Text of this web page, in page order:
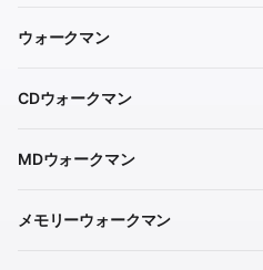
ウォークマン
CDウォークマン
MDウォークマン
メモリーウォークマン